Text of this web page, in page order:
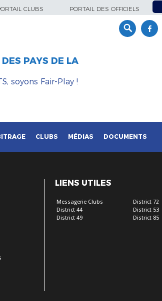
CLUBS PORTAIL DES OFFICIELS
PAYS DE LA
soyons Fair-Play !
CLUBS MÉDIAS DOCUMENTS
LIENS UTILES
Messagerie Clubs
District 44
District 49
District 72
District 53
District 85